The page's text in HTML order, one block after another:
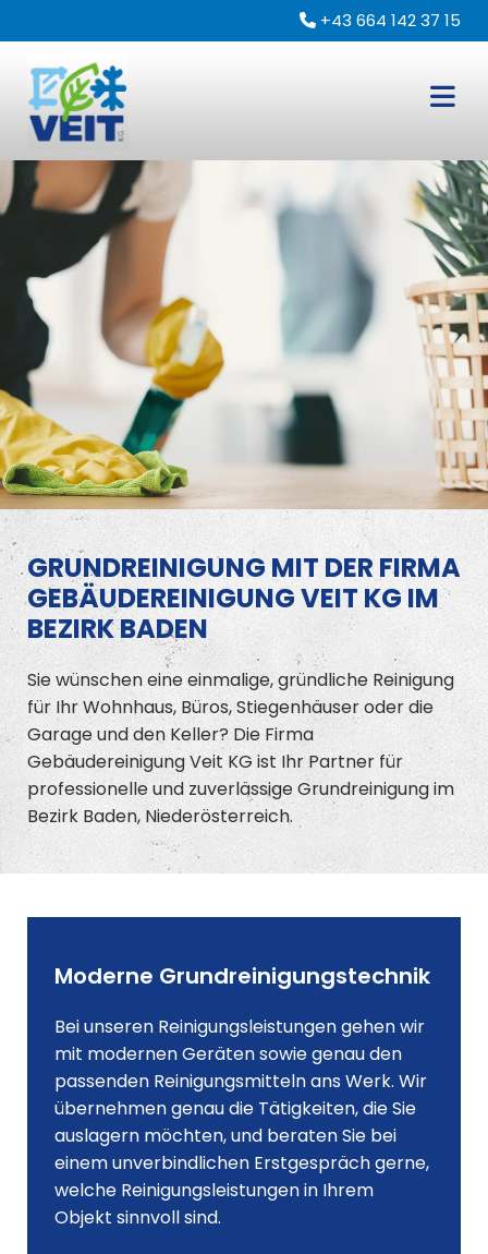
 +43 664 142 37 15
GRUNDREINIGUNG MIT DER FIRMA
GEBÄUDEREINIGUNG VEIT KG IM
BEZIRK BADEN
Sie wünschen eine einmalige, gründliche Reinigung
für Ihr Wohnhaus, Büros, Stiegenhäuser oder die
Garage und den Keller? Die Firma
Gebäudereinigung Veit KG ist Ihr Partner für
professionelle und zuverlässige Grundreinigung im
Bezirk Baden, Niederösterreich.
Moderne Grundreinigungstechnik
Bei unseren Reinigungsleistungen gehen wir
mit modernen Geräten sowie genau den
passenden Reinigungsmitteln ans Werk. Wir
übernehmen genau die Tätigkeiten, die Sie
auslagern möchten, und beraten Sie bei
einem unverbindlichen Erstgespräch gerne,
welche Reinigungsleistungen in Ihrem
Objekt sinnvoll sind.